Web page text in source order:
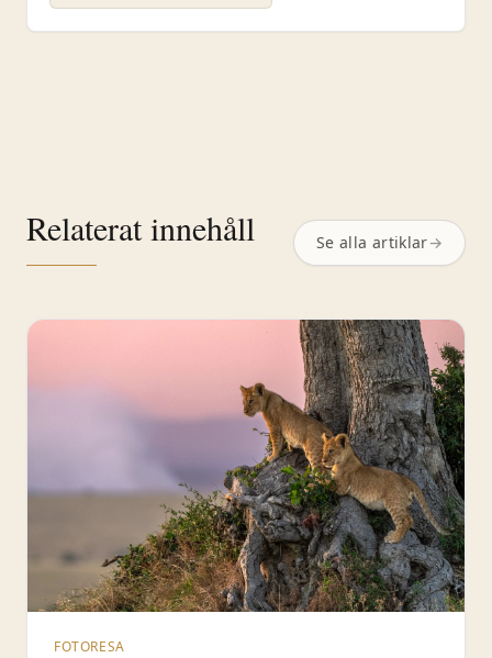
Relaterat innehåll Se alla artiklar→
FOTORESA